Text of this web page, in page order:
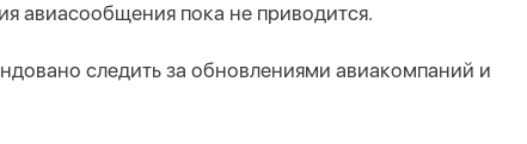
авиасообщения пока не приводится.
следить за обновлениями авиакомпаний и